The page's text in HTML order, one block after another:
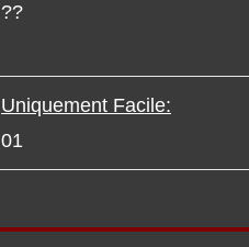
??
Uniquement Facile:
01